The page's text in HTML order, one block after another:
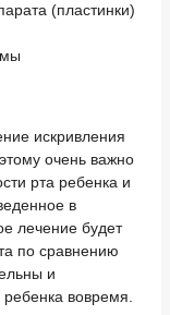
(пластинки)
искривления
очень важно
рта ребенка и
в
лечение будет
по сравнению
и
ребенка вовремя.